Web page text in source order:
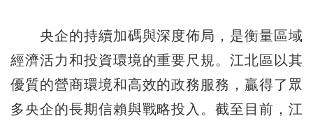
央企的持續加碼與深度佈局，是衡量區域
經濟活力和投資環境的重要尺規。江北區以其
優質的營商環境和高效的政務服務，贏得了眾
多央企的長期信賴與戰略投入。截至目前，江